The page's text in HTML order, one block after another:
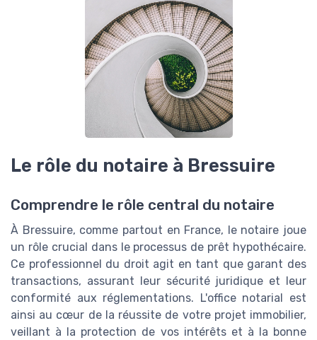
Le rôle du notaire à Bressuire
Comprendre le rôle central du notaire
À Bressuire, comme partout en France, le notaire joue
un rôle crucial dans le processus de prêt hypothécaire.
Ce professionnel du droit agit en tant que garant des
transactions, assurant leur sécurité juridique et leur
conformité aux réglementations. L'office notarial est
ainsi au cœur de la réussite de votre projet immobilier,
veillant à la protection de vos intérêts et à la bonne